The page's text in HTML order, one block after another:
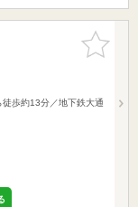
お気に入
りに追加
歩約13分／地下鉄大通